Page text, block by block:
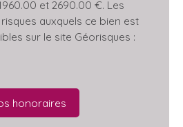
et 2690.00 €. Les
auxquels ce bien est
sur le site Géorisques :
honoraires